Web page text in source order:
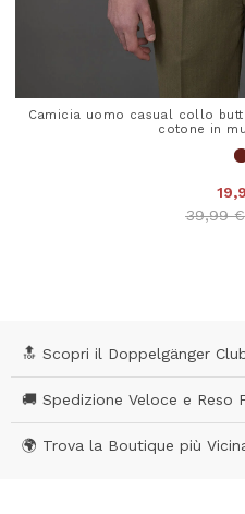
Camicia uomo casual collo
cotone in
Price
39,99
🔝 Scopri il Doppelgänger
🚚 Spedizione Veloce e Reso
🌍 Trova la Boutique più